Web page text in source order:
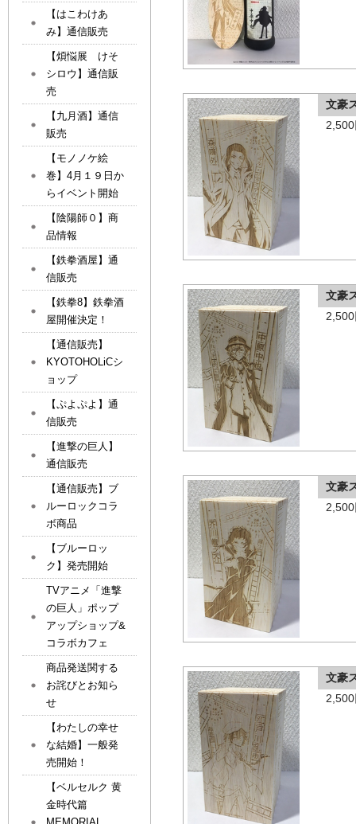
文豪
文豪
文豪
文豪
【はこわけあ
み】通信販売
【煩悩展 けそ
シロウ】通信販
売
【九月酒】通信
販売
【モノノケ絵
巻】4月１９日か
らイベント開始
【陰陽師０】商
品情報
【鉄拳酒屋】通
信販売
【鉄拳8】鉄拳酒
屋開催決定！
【通信販売】
KYOTOHOLiCシ
ョップ
【ぷよぷよ】通
信販売
【進撃の巨人】
通信販売
【通信販売】ブ
ルーロックコラ
ボ商品
【ブルーロッ
ク】発売開始
TVアニメ「進撃
の巨人」ポップ
アップショップ&
コラボカフェ
商品発送関する
お詫びとお知ら
せ
【わたしの幸せ
な結婚】一般発
売開始！
【ベルセルク 黄
金時代篇